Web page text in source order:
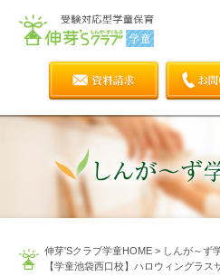
伸芽'Sクラブ学童HOME> しんが～ず
【学童池袋西口校】ハロウィングラス